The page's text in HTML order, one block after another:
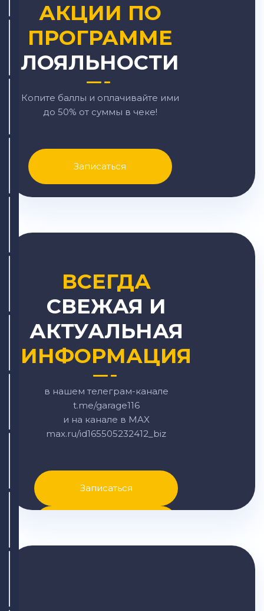
АКЦИИ ПО
ПРОГРАММЕ
ЛОЯЛЬНОСТИ
Копите баллы и оплачивайте ими
до 50% от суммы в чеке!
Записаться
ВСЕГДА
СВЕЖАЯ И
АКТУАЛЬНАЯ
ИНФОРМАЦИЯ
в нашем телеграм-канале
t.me/garage116
и на канале в MAX
max.ru/id165505232412_biz
Записаться